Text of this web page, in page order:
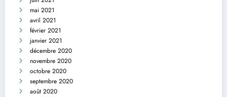
mai 2021
avril 2021
février 2021
janvier 2021
décembre 2020
novembre 2020
octobre 2020
septembre 2020
août 2020